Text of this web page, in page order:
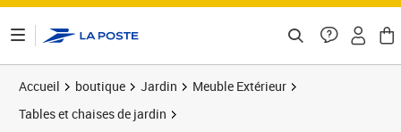
Accueil boutique Jardin
Meuble Extérieur
Tables et chaises de jardin